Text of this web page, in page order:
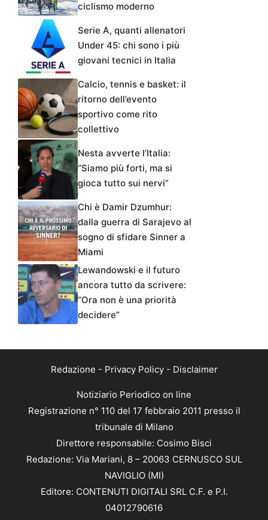
ciclismo moderno
Serie A, quanti allenatori
Under 45: chi sono i più
giovani tecnici in Italia
Calcio, tennis e basket: il
ritorno dell’evento
sportivo come rito
collettivo
Nesta avverte l’Italia:
“Siamo più forti, ma si
gioca tutto sui nervi”
Chi è Damir Dzumhur:
dalla guerra di Sarajevo al
sogno di sfidare Sinner a
Miami
Lewandowski e il futuro
ancora tutto da scrivere:
“Ora non è una priorità
decidere”
Redazione - Privacy Policy- Disclaimer
Notiziario Periodico on line
Registrazione n° 110 del 17 febbraio 2011 presso il
tribunale di Milano
Direttore responsabile: Cosimo Bisci
Redazione: Via Mariani, 8 – 20063 CERNUSCO SUL
NAVIGLIO (MI)
Editore: CONTENUTI DIGITALI SRL C.F. e P.I.
04012790616